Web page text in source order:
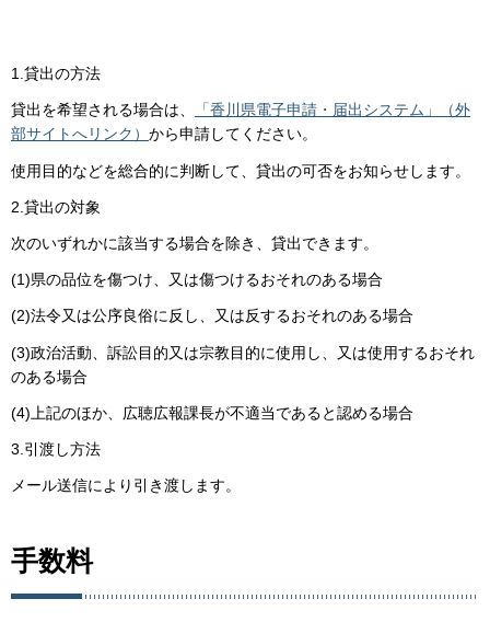
1.貸出の方法
貸出を希望される場合は、
「香川県電子申請・届出システム」（外
部サイトへリンク） から申請してください。
使用目的などを総合的に判断して、貸出の可否をお知らせします。
2.貸出の対象
次のいずれかに該当する場合を除き、貸出できます。
(1)県の品位を傷つけ、又は傷つけるおそれのある場合
(2)法令又は公序良俗に反し、又は反するおそれのある場合
(3)政治活動、訴訟目的又は宗教目的に使用し、又は使用するおそれ
のある場合
(4)上記のほか、広聴広報課長が不適当であると認める場合
3.引渡し方法
メール送信により引き渡します。
手数料